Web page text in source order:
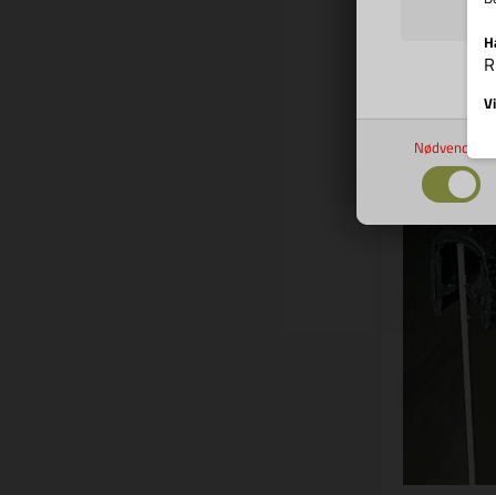
Nødvendige